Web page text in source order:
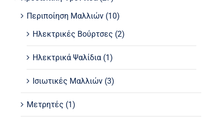
Περιποίηση Μαλλιών (10)
Ηλεκτρικές Βούρτσες (2)
Ηλεκτρικά Ψαλίδια (1)
Ισιωτικές Μαλλιών (3)
Μετρητές (1)